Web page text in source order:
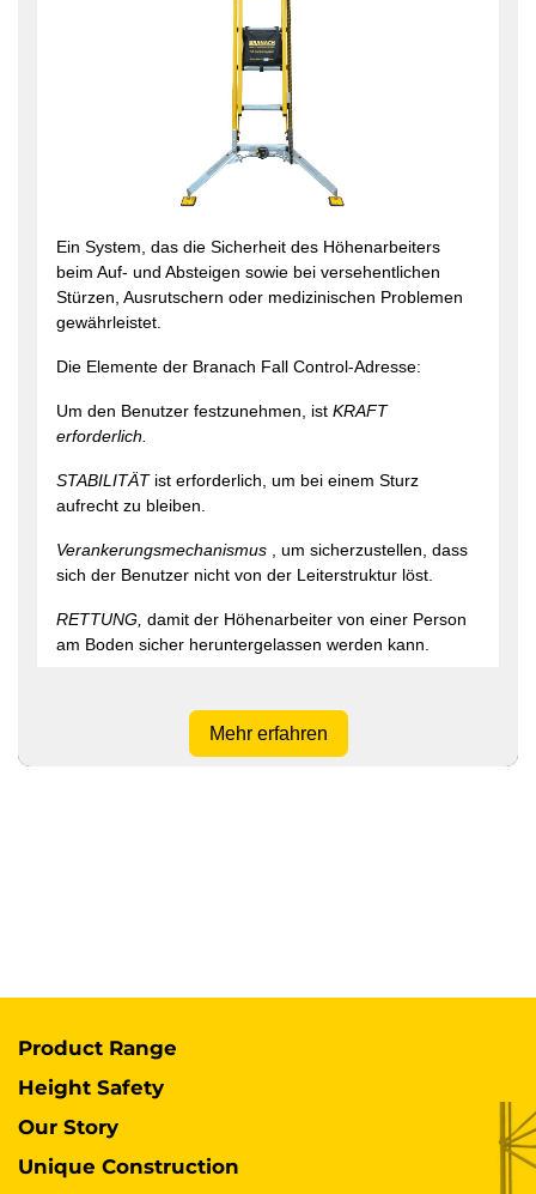
Ein System, das die Sicherheit des Höhenarbeiters
beim Auf- und Absteigen sowie bei versehentlichen
Stürzen, Ausrutschern oder medizinischen Problemen
gewährleistet.
Die Elemente der Branach Fall Control-Adresse:
Um den Benutzer festzunehmen, ist KRAFT
erforderlich.
STABILITÄT ist erforderlich, um bei einem Sturz
aufrecht zu bleiben.
Verankerungsmechanismus
, um sicherzustellen, dass
sich der Benutzer nicht von der Leiterstruktur löst.
RETTUNG, damit der Höhenarbeiter von einer Person
am Boden sicher heruntergelassen werden kann.
Mehr erfahren
Product Range
Height Safety
Our Story
Unique Construction